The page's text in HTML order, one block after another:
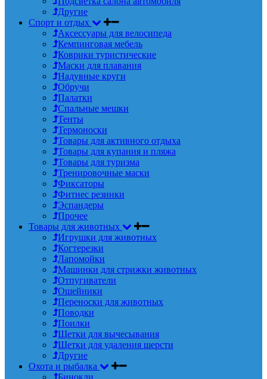
Другие
Спорт и отдых
Аксессуары для велосипеда
Кемпинговая мебель
Коврики туристические
Маски для плавания
Надувные круги
Обручи
Палатки
Спальные мешки
Тенты
Термоноски
Товары для активного отдыха
Товары для купания и пляжа
Товары для туризма
Тренировочные маски
Фиксаторы
Фитнес резинки
Эспандеры
Прочее
Товары для животных
Игрушки для животных
Когтерезки
Лапомойки
Машинки для стрижки животных
Отпугиватели
Ошейники
Переноски для животных
Поводки
Поилки
Щетки для вычесывания
Щетки для удаления шерсти
Другие
Охота и рыбалка
Бинокли